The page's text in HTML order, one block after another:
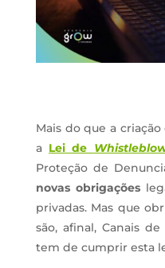
Mais do que a
a Lei de
Proteção de
novas obrigações
privadas. Mas que
são, afinal, Canais
tem de cumprir esta